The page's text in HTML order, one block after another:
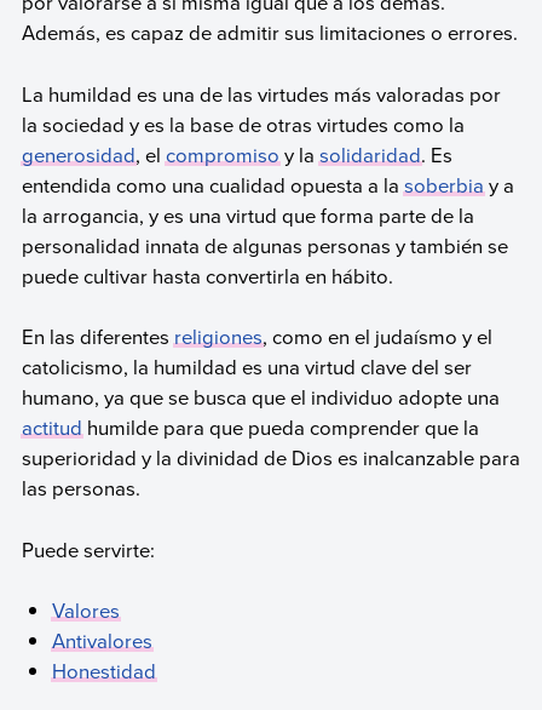
Además, es capaz de admitir sus limitaciones o errores.
La humildad es una de las virtudes más valoradas por
la sociedad y es la base de otras virtudes como la
generosidad, elcompromisoy lasolidaridad. Es
entendida como una cualidad opuesta a lasoberbiay a
la arrogancia, y es una virtud que forma parte de la
personalidad innata de algunas personas y también se
puede cultivar hasta convertirla en hábito.
En las diferentesreligiones, como en el judaísmo y el
catolicismo, la humildad es una virtud clave del ser
humano, ya que se busca que el individuo adopte una
actitudhumilde para que pueda comprender que la
superioridad y la divinidad de Dios es inalcanzable para
las personas.
Puede servirte:
Valores
Antivalores
Honestidad